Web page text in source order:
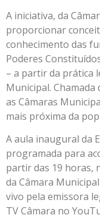
A iniciativa, da
proporcionar
conhecimento das
Poderes
– a partir da prática
Municipal. Chamada
as Câmaras
mais próxima da
A aula inaugural da
programada para
partir das 19 horas,
da Câmara
vivo pela emissora
TV Câmara no